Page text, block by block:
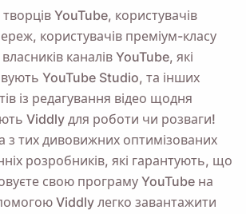
YouTube, користувачів
користувачів преміум-класу
каналів YouTube, які
YouTube Studio, та інших
із редагування відео щодня
Viddly для роботи чи розваги!
тих дивовижних оптимізованих
розробників, які гарантують, що
свою програму YouTube на
Viddly легко завантажити